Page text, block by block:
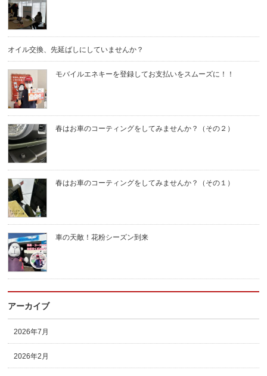
オイル交換、先延ばしにしていませんか？
モバイルエネキーを登録してお支払いをスムーズに！！
春はお車のコーティングをしてみませんか？（その２）
春はお車のコーティングをしてみませんか？（その１）
車の天敵！花粉シーズン到来
アーカイブ
2026年7月
2026年2月